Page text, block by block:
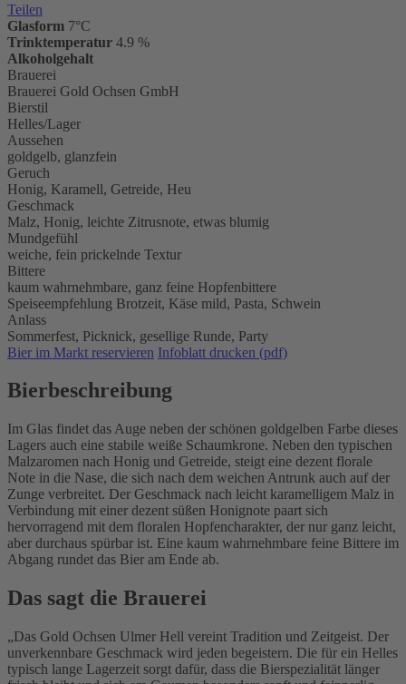
Teilen
Glasform 7°C
Trinktemperatur 4.9 %
Alkoholgehalt
Brauerei
Brauerei Gold Ochsen GmbH
Bierstil
Helles/Lager
Aussehen
goldgelb, glanzfein
Geruch
Honig, Karamell, Getreide, Heu
Geschmack
Malz, Honig, leichte Zitrusnote, etwas blumig
Mundgefühl
weiche, fein prickelnde Textur
Bittere
kaum wahrnehmbare, ganz feine Hopfenbittere
Speiseempfehlung Brotzeit, Käse mild, Pasta, Schwein
Anlass
Sommerfest, Picknick, gesellige Runde, Party
Bier im Markt reservieren Infoblatt drucken (pdf)
Bierbeschreibung
Im Glas findet das Auge neben der schönen goldgelben Farbe dieses
Lagers auch eine stabile weiße Schaumkrone. Neben den typischen
Malzaromen nach Honig und Getreide, steigt eine dezent florale
Note in die Nase, die sich nach dem weichen Antrunk auch auf der
Zunge verbreitet. Der Geschmack nach leicht karamelligem Malz in
Verbindung mit einer dezent süßen Honignote paart sich
hervorragend mit dem floralen Hopfencharakter, der nur ganz leicht,
aber durchaus spürbar ist. Eine kaum wahrnehmbare feine Bittere im
Abgang rundet das Bier am Ende ab.
Das sagt die Brauerei
Das Gold Ochsen Ulmer Hell vereint Tradition und Zeitgeist. Der
unverkennbare Geschmack wird jeden begeistern. Die für ein Helles
typisch lange Lagerzeit sorgt dafür, dass die Bierspezialität länger